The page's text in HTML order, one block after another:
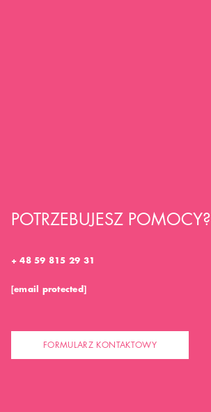
POTRZEBUJESZ POMOCY?
+ 48 59 815 29 31
[email protected]
FORMULARZ KONTAKTOWY